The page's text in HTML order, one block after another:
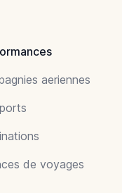
aeriennes
de voyages